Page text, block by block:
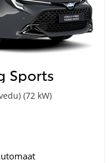
Sports
(72 kW)